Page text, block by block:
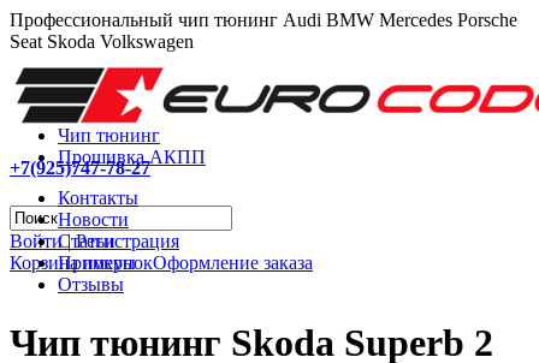
Профессиональный чип тюнинг Audi BMW Mercedes Porsche
Seat Skoda Volkswagen
+7(925)747-78-27
Войти|Регистрация
Корзина покупокОформление заказа
Чип тюнинг
Прошивка АКПП
Контакты
Новости
Статьи
Примеры
Отзывы
Чип тюнинг Skoda Superb 2